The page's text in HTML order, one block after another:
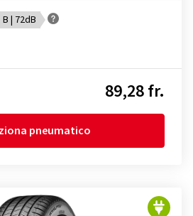
B | 72dB
89,28 fr.
pneumatico